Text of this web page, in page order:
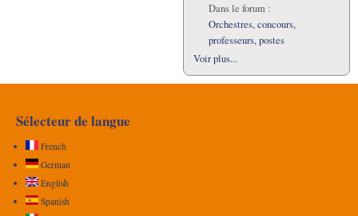
Dans le forum :
Orchestres, concours,
professeurs, postes
Voir plus...
Sélecteur de langue
French
German
English
Spanish